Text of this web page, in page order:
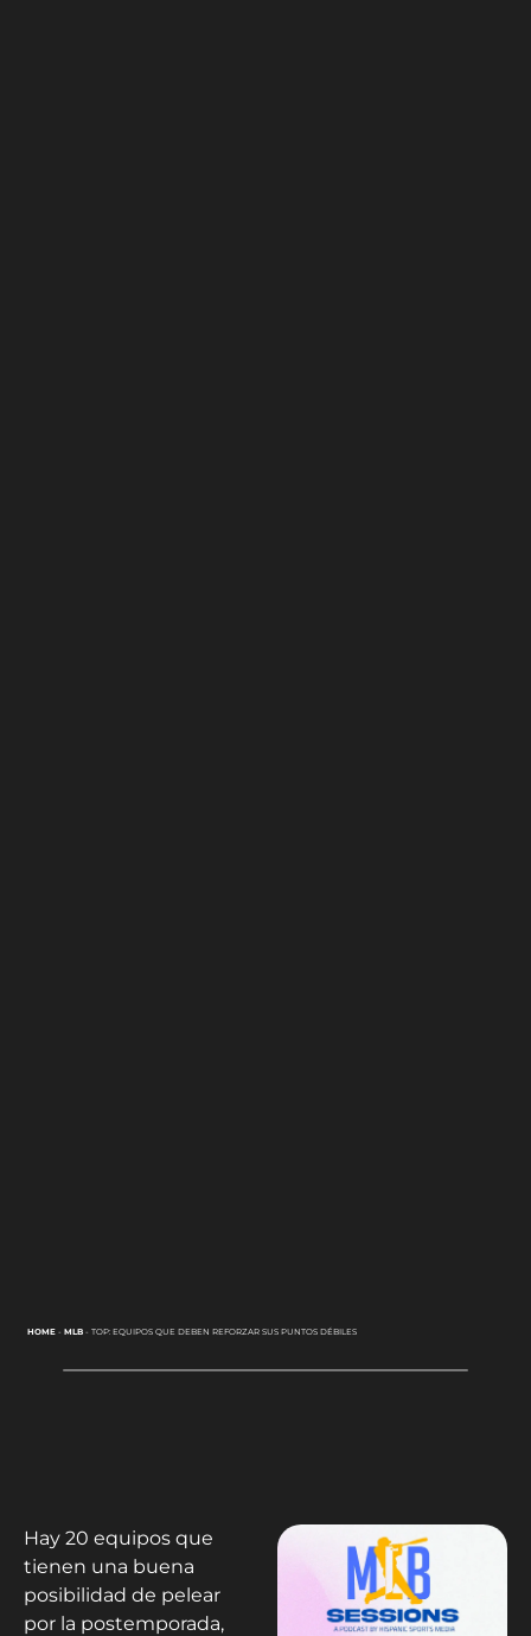
HOME- MLB- TOP: EQUIPOS QUE DEBEN REFORZAR SUS PUNTOS DÉBILES
Hay 20 equipos que
tienen una buena
posibilidad de pelear
por la postemporada,